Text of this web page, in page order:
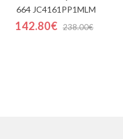
664 JC4161PP1MLM
142.80€ 238.00€